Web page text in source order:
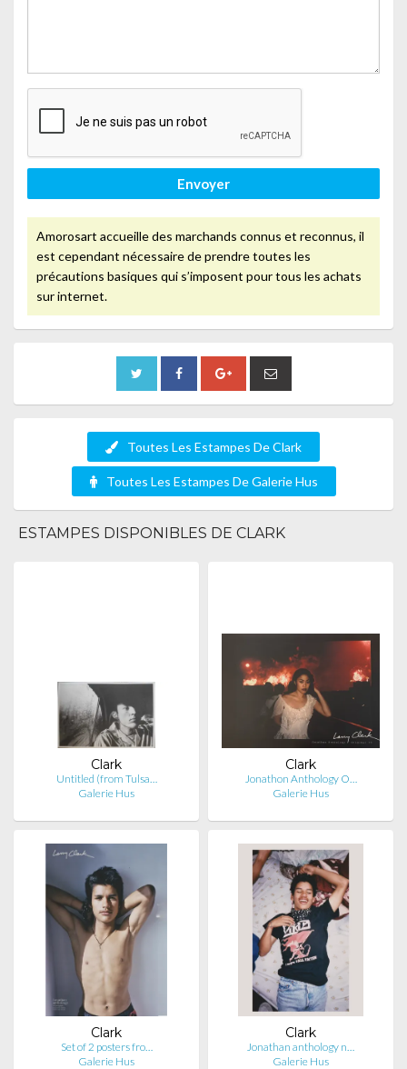
Envoyer
Amorosart accueille des marchands connus et reconnus, il
est cependant nécessaire de prendre toutes les
précautions basiques qui s’imposent pour tous les achats
sur internet.
Toutes Les Estampes De Clark
Toutes Les Estampes De Galerie Hus
ESTAMPES DISPONIBLES DE CLARK
Clark
Untitled (from Tulsa…
Galerie Hus
Clark
Jonathon Anthology O…
Galerie Hus
Clark
Set of 2 posters fro…
Galerie Hus
Clark
Jonathan anthology n…
Galerie Hus